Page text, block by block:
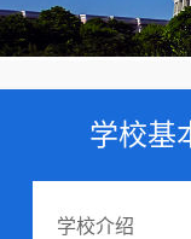
学校基
学校介绍